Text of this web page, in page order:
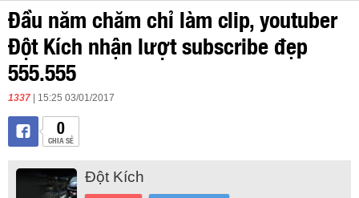
Đầu năm chăm chỉ làm clip, youtuber
Đột Kích nhận lượt subscribe đẹp
555.555
1337 | 15:25 03/01/2017
0
CHIA SẺ
Đột Kích